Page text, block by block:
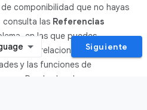
componibilidad que no hayas
consulta las Referencias
en las que puedes
relacionada con los
y las funciones de
Puedes leer la
cómo incorporar los
Siguiente